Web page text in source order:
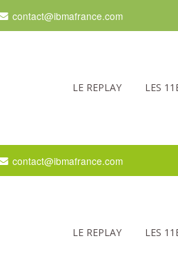
contact@ibmafrance.com
LE REPLAY LES
contact@ibmafrance.com
LE REPLAY LES